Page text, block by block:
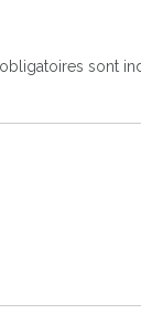
sont